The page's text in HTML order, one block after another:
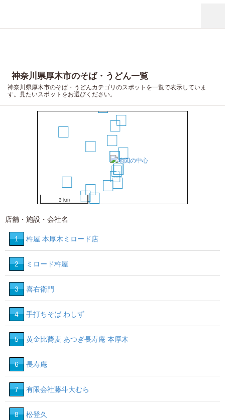
神奈川県厚木市のそば・うどん一覧
神奈川県厚木市のそば・うどんカテゴリのスポットを一覧で表示していま
す。見たいスポットをお選びください。
1
2
5
6
7
9
10
11
12
14
15
16
18
20
3 km
店舗・施設・会社名
1 杵屋 本厚木ミロード店
2 ミロード杵屋
3 喜右衛門
4 手打ちそば わしず
5 黄金比蕎麦 あつぎ長寿庵 本厚木
6 長寿庵
7 有限会社藤斗大むら
8 松登久